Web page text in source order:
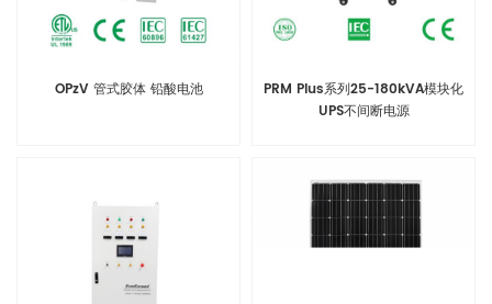
OPzV 管式胶体 铅酸电池
PRM Plus系列25-180kVA模块化
UPS不间断电源